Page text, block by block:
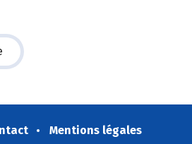
Mentions légales